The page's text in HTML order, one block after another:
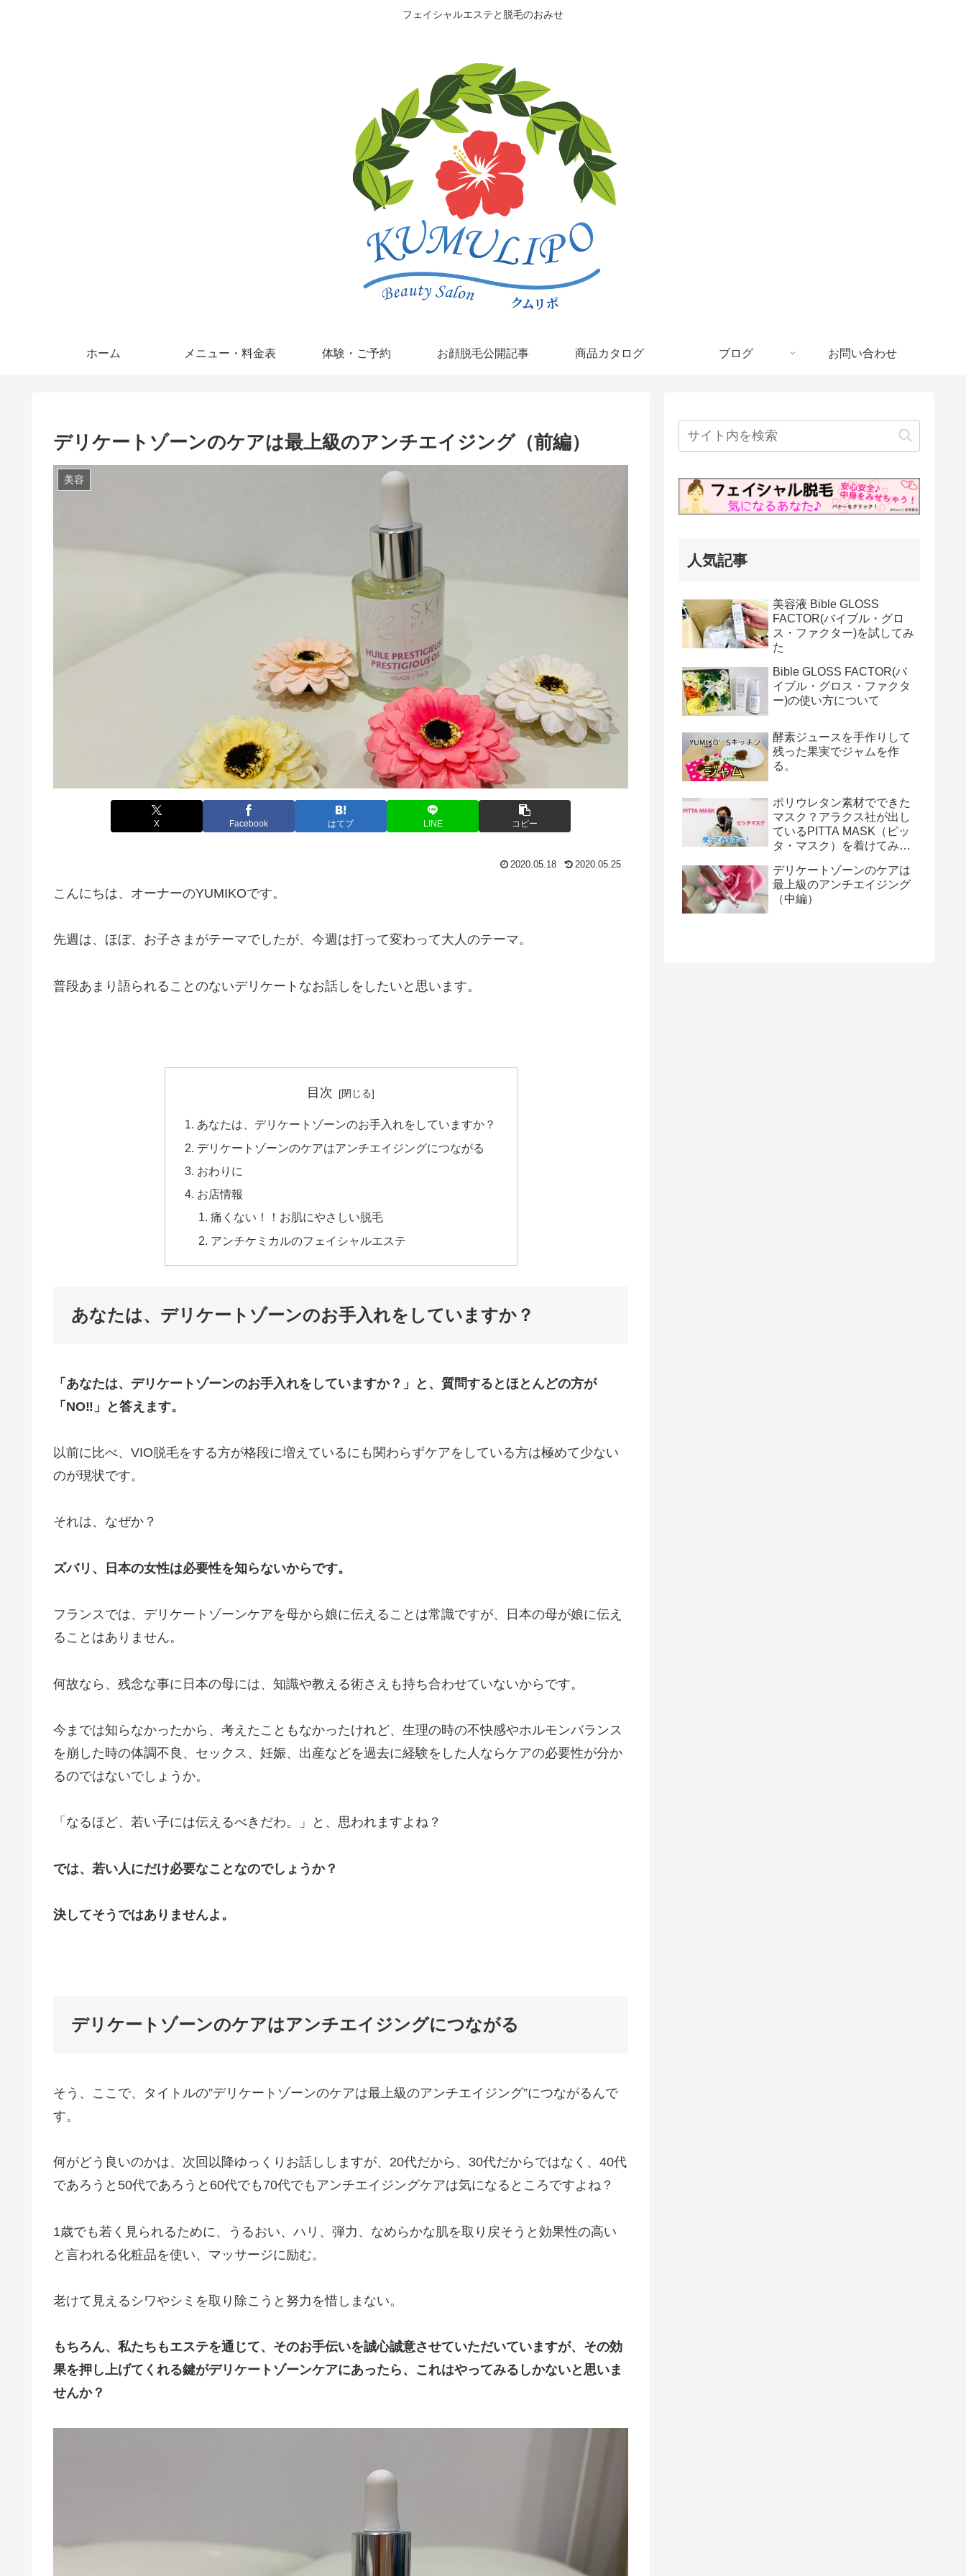
フェイシャルエステと脱毛のおみせ
ホーム メニュー・料金表 体験・ご予約 お顔脱毛公開記事 商品カタログ ブログ お問い合わせ
デリケートゾーンのケアは最上級のアンチエイジング（前編）
美容
X Facebook はてブ LINE コピー
2020.05.18 2020.05.25
こんにちは、オーナーのYUMIKOです。
先週は、ほぼ、お子さまがテーマでしたが、今週は打って変わって大人のテーマ。
普段あまり語られることのないデリケートなお話しをしたいと思います。
目次
あなたは、デリケートゾーンのお手入れをしていますか？
デリケートゾーンのケアはアンチエイジングにつながる
おわりに
お店情報
痛くない！！お肌にやさしい脱毛
アンチケミカルのフェイシャルエステ
あなたは、デリケートゾーンのお手入れをしていますか？
「あなたは、デリケートゾーンのお手入れをしていますか？」と、質問するとほとんどの方が
「NO‼️」と答えます。
以前に比べ、VIO脱毛をする方が格段に増えているにも関わらずケアをしている方は極めて少ない
のが現状です。
それは、なぜか？
ズバリ、日本の女性は必要性を知らないからです。
フランスでは、デリケートゾーンケアを母から娘に伝えることは常識ですが、日本の母が娘に伝え
ることはありません。
何故なら、残念な事に日本の母には、知識や教える術さえも持ち合わせていないからです。
今までは知らなかったから、考えたこともなかったけれど、生理の時の不快感やホルモンバランス
を崩した時の体調不良、セックス、妊娠、出産などを過去に経験をした人ならケアの必要性が分か
るのではないでしょうか。
「なるほど、若い子には伝えるべきだわ。」と、思われますよね？
では、若い人にだけ必要なことなのでしょうか？
決してそうではありませんよ。
デリケートゾーンのケアはアンチエイジングにつながる
そう、ここで、タイトルの”デリケートゾーンのケアは最上級のアンチエイジング”につながるんで
す。
何がどう良いのかは、次回以降ゆっくりお話ししますが、20代だから、30代だからではなく、40代
であろうと50代であろうと60代でも70代でもアンチエイジングケアは気になるところですよね？
1歳でも若く見られるために、うるおい、ハリ、弾力、なめらかな肌を取り戻そうと効果性の高い
と言われる化粧品を使い、マッサージに励む。
老けて見えるシワやシミを取り除こうと努力を惜しまない。
もちろん、私たちもエステを通じて、そのお手伝いを誠心誠意させていただいていますが、その効
果を押し上げてくれる鍵がデリケートゾーンケアにあったら、これはやってみるしかないと思いま
せんか？
人気記事
美容液 Bible GLOSS
FACTOR(バイブル・グロ
ス・ファクター)を試してみ
た
Bible GLOSS FACTOR(バ
イブル・グロス・ファクタ
ー)の使い方について
酵素ジュースを手作りして
残った果実でジャムを作
る。
ポリウレタン素材でできた
マスク？アラクス社が出し
ているPITTA MASK（ピッ
タ・マスク）を着けてみま
デリケートゾーンのケアは
最上級のアンチエイジング
（中編）